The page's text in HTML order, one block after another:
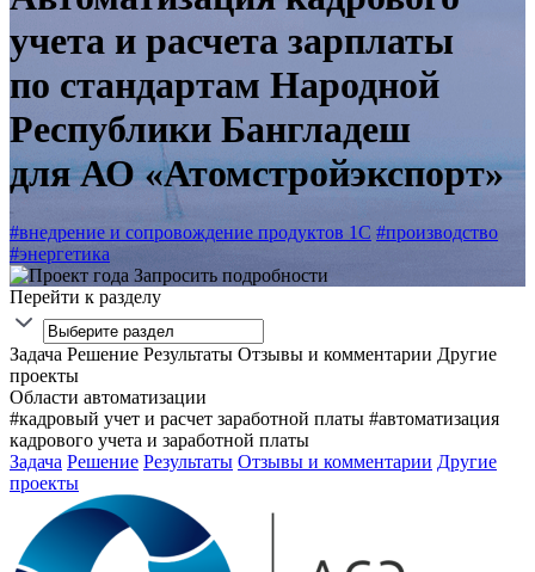
учета и расчета зарплаты
по стандартам Народной
Республики Бангладеш
для АО «Атомстройэкспорт»
#внедрение и сопровождение продуктов 1С #производство
#энергетика
Запросить подробности
Перейти к разделу
Задача Решение Результаты Отзывы и комментарии Другие
проекты
Области автоматизации
#кадровый учет и расчет заработной платы #автоматизация
кадрового учета и заработной платы
Задача Решение Результаты Отзывы и комментарии Другие
проекты